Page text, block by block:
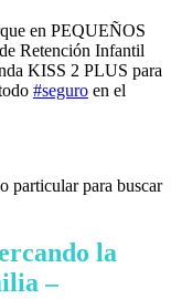
en PEQUEÑOS
Retención Infantil
KISS 2 PLUS para
#seguro en el
particular para buscar
la
–